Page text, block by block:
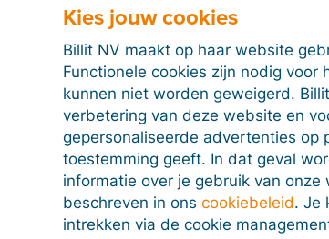
Veelgestelde
softwarepakket verbinden met
het gebruik van e-invoicing. In België
Lees meer informatie overe-invoicing
klanten moeiteloos met het Peppol-
van het Billit Access
je softwarepakket en laat de ontwikkeling
Kies jouw cookies
Billit NV maakt op haar website
Functionele cookies zijn nodig
kunnen niet worden geweigerd.
verbetering van deze website en
gepersonaliseerde advertenties op
toestemming geeft. In dat geval
informatie over je gebruik van
beschreven in onscookiebeleid. Je
intrekken via de cookie